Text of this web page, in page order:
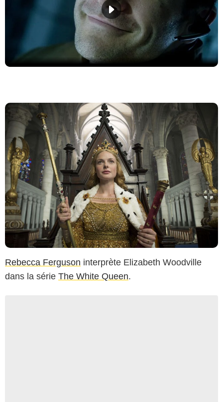
Rebecca Ferguson interprète Elizabeth Woodville
dans la série The White Queen.